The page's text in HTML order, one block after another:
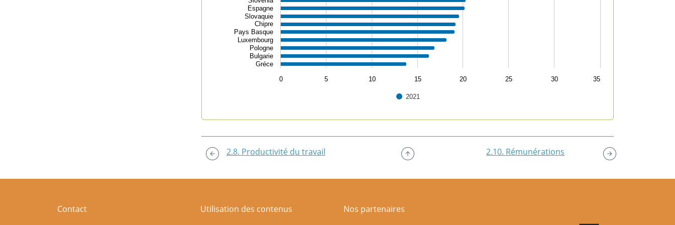
2021
Espagne
Slovaquie
Chipre
Pays Basque
Luxembourg
Pologne
Bulgarie
Gréce
0
10 20 30
5 15 25 35
2.8. Productivité du travail 2.10. Rémunérations
Contact
Utilisation des contenus
Nos partenaires